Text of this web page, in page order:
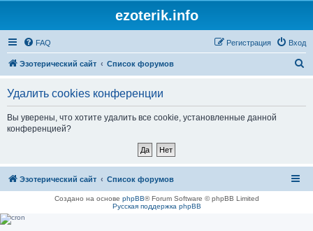
ezoterik.info
FAQ Вход
Регистрация
Эзотерический сайт Список форумов
Удалить cookies конференции
Вы уверены, что хотите удалить все cookie, установленные данной
конференцией?
Эзотерический сайт Список форумов
Создано на основе phpBB® Forum Software © phpBB Limited
Русская поддержка phpBB